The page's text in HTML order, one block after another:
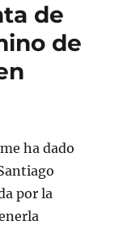
de
de
ha dado
por la